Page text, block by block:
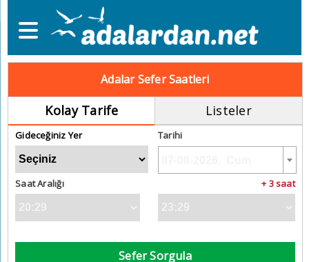
Adalar Sefer Saatleri
Kolay Tarife Listeler
Gideceğiniz Yer Tarihi
Saat Aralığı + 3 saat
Sefer Sorgula